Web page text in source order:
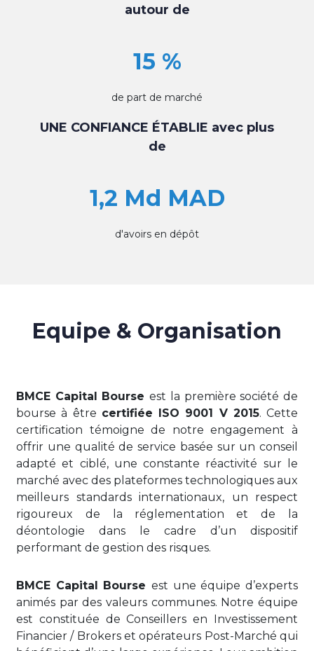
autour de
15 %
de part de marché
UNE CONFIANCE ÉTABLIE avec plus
de
1,2 Md MAD
d'avoirs en dépôt
Equipe & Organisation
BMCE Capital Bourseest la première société de
bourse à être certifiée ISO 9001 V 2015. Cette
certification témoigne de notre engagement à
offrir une qualité de service basée sur un conseil
adapté et ciblé, une constante réactivité sur le
marché avec des plateformes technologiques aux
meilleurs standards internationaux, un respect
rigoureux de la réglementation et de la
déontologie dans le cadre d’un dispositif
performant de gestion des risques.
BMCE Capital Bourse est une équipe d’experts
animés par des valeurs communes. Notre équipe
est constituée de Conseillers en Investissement
Financier / Brokers et opérateurs Post-Marché qui